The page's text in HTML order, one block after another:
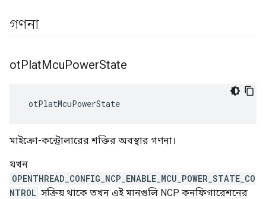
গণনা
otPlatMcuPowerState
otPlatMcuPowerState
মাইক্রো-কন্ট্রোলারের শক্তির অবস্থার গণনা।
যখন
OPENTHREAD_CONFIG_NCP_ENABLE_MCU_POWER_STATE_CO
NTROL সক্রিয় থাকে তখন এই মানগুলি NCP কনফিগারেশনের